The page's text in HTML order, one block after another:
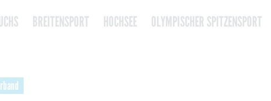
BREITENSPORT HOCHSEE OLYMPISCHER SPITZENSPORT